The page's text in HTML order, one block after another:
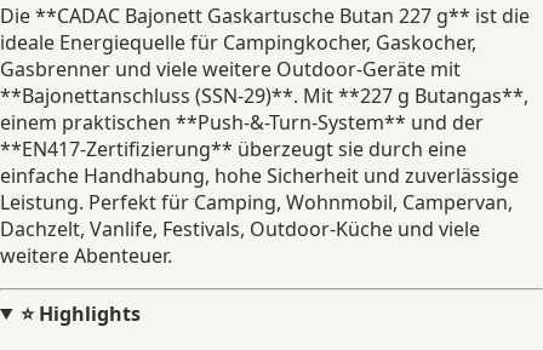
Die **CADAC Bajonett Gaskartusche Butan 227 g** ist die
ideale Energiequelle für Campingkocher, Gaskocher,
Gasbrenner und viele weitere Outdoor-Geräte mit
**Bajonettanschluss (SSN-29)**. Mit **227 g Butangas**,
einem praktischen **Push-&-Turn-System** und der
**EN417-Zertifizierung** überzeugt sie durch eine
einfache Handhabung, hohe Sicherheit und zuverlässige
Leistung. Perfekt für Camping, Wohnmobil, Campervan,
Dachzelt, Vanlife, Festivals, Outdoor-Küche und viele
weitere Abenteuer.
⭐ Highlights